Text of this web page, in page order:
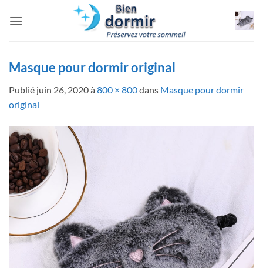
Masque pour dormir original
Publié juin 26, 2020à 800 × 800dans Masque pour dormir
original